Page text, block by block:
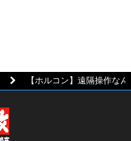
【ホルコン】遠隔操作な